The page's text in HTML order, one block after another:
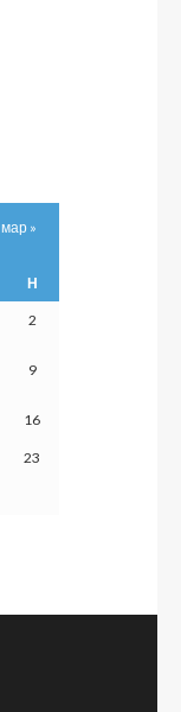
Н
2
9
16
23
мар »